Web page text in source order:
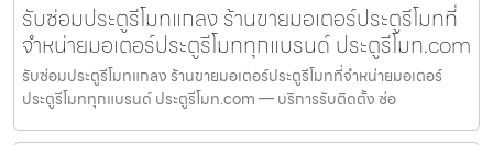
รับซ่อมประตูรีโมทแกลง ร้านขายมอเตอร์ประตูรีโมทที่
จำหน่ายมอเตอร์ประตูรีโมททุกแบรนด์ ประตูรีโมท.com
รับซ่อมประตูรีโมทแกลง ร้านขายมอเตอร์ประตูรีโมทที่จำหน่ายมอเตอร์
ประตูรีโมททุกแบรนด์ ประตูรีโมท.com — บริการรับติดตั้ง ซ่อ